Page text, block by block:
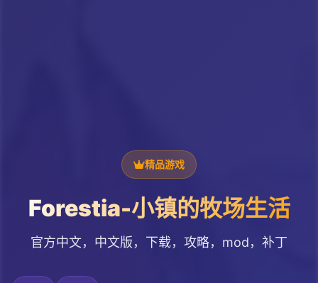
精品游戏
Forestia-小镇的牧场生活
官方中文，中文版，下载，攻略，mod，补丁